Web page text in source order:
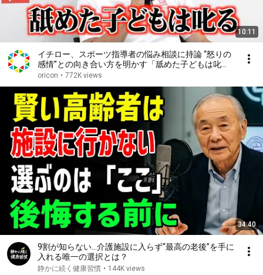
10:11
イチロー、スポーツ指導者の悩み相談に持論 “怒りの
感情”との向き合い方を明かす「舐めた子どもは叱
る」
oricon • 772K views
34:40
9割が知らない…介護施設に入らず“最高の老後”を手に
入れる唯一の選択とは？
静かに続く健康習慣 • 144K views